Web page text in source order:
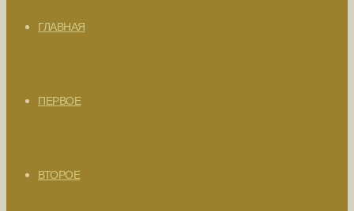
ГЛАВНАЯ
ПЕРВОЕ
ВТОРОЕ